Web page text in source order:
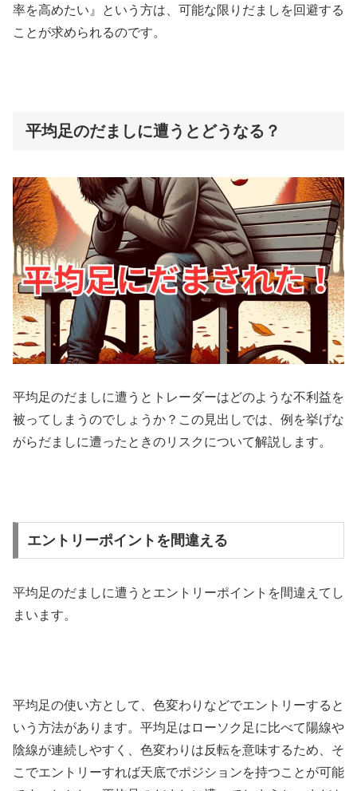
率を高めたい』という方は、可能な限りだましを回避する
ことが求められるのです。
平均足のだましに遭うとどうなる？
平均足のだましに遭うとトレーダーはどのような不利益を
被ってしまうのでしょうか？この見出しでは、例を挙げな
がらだましに遭ったときのリスクについて解説します。
エントリーポイントを間違える
平均足のだましに遭うとエントリーポイントを間違えてし
まいます。
平均足の使い方として、色変わりなどでエントリーすると
いう方法があります。平均足はローソク足に比べて陽線や
陰線が連続しやすく、色変わりは反転を意味するため、そ
こでエントリーすれば天底でポジションを持つことが可能